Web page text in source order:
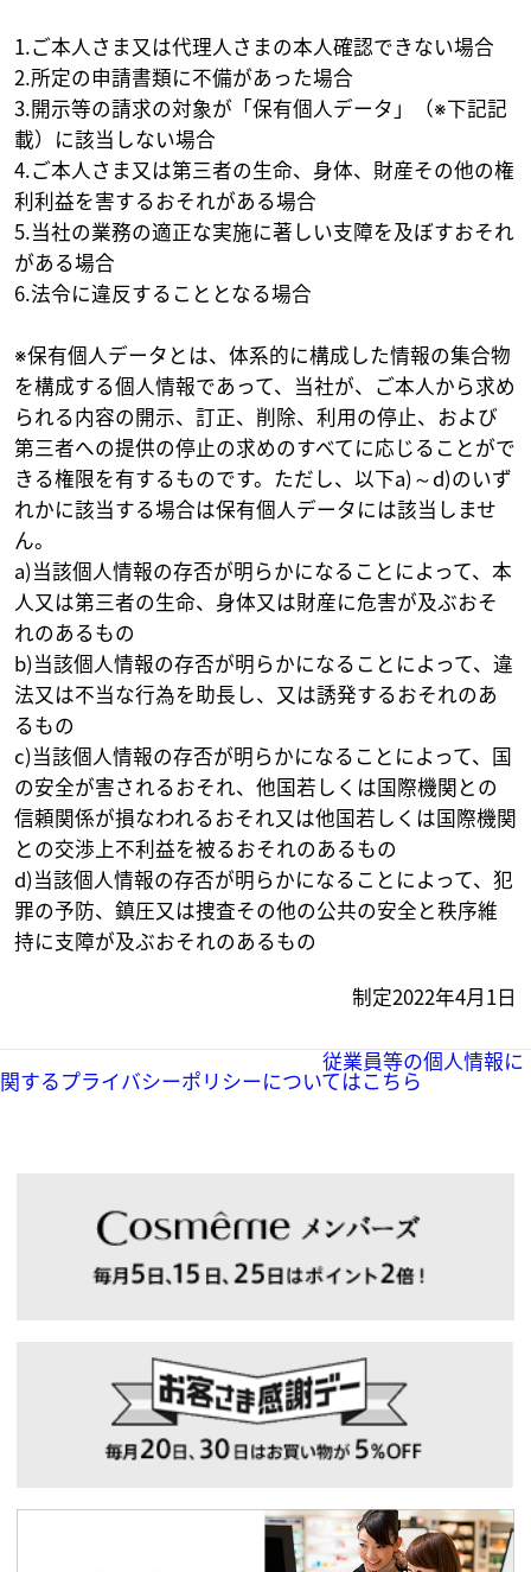
1.ご本人さま又は代理人さまの本人確認できない場合
2.所定の申請書類に不備があった場合
3.開示等の請求の対象が「保有個人データ」（※下記記
載）に該当しない場合
4.ご本人さま又は第三者の生命、身体、財産その他の権
利利益を害するおそれがある場合
5.当社の業務の適正な実施に著しい支障を及ぼすおそれ
がある場合
6.法令に違反することとなる場合
※保有個人データとは、体系的に構成した情報の集合物
を構成する個人情報であって、当社が、ご本人から求め
られる内容の開示、訂正、削除、利用の停止、および
第三者への提供の停止の求めのすべてに応じることがで
きる権限を有するものです。ただし、以下a)～d)のいず
れかに該当する場合は保有個人データには該当しませ
ん。
a)当該個人情報の存否が明らかになることによって、本
人又は第三者の生命、身体又は財産に危害が及ぶおそ
れのあるもの
b)当該個人情報の存否が明らかになることによって、違
法又は不当な行為を助長し、又は誘発するおそれのあ
るもの
c)当該個人情報の存否が明らかになることによって、国
の安全が害されるおそれ、他国若しくは国際機関との
信頼関係が損なわれるおそれ又は他国若しくは国際機関
との交渉上不利益を被るおそれのあるもの
d)当該個人情報の存否が明らかになることによって、犯
罪の予防、鎮圧又は捜査その他の公共の安全と秩序維
持に支障が及ぶおそれのあるもの
制定2022年4月1日
従業員等の個人情報に
関するプライバシーポリシーについてはこちら